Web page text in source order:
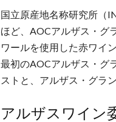
国立原産地名称研究所（
ほど、AOCアルザス・グ
ワールを使用した赤ワイ
最初のAOCアルザス・グ
ストと、アルザス・グラ
アルザスワイン